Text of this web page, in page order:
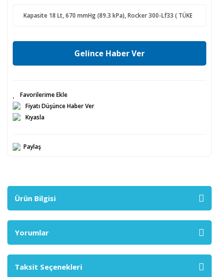
Gelince Haber Ver
Fiyatı Düşünce Haber Ver
Kıyasla
Paylaş
Ürün Bilgisi
Yorumlar
Taksit Seçenekleri